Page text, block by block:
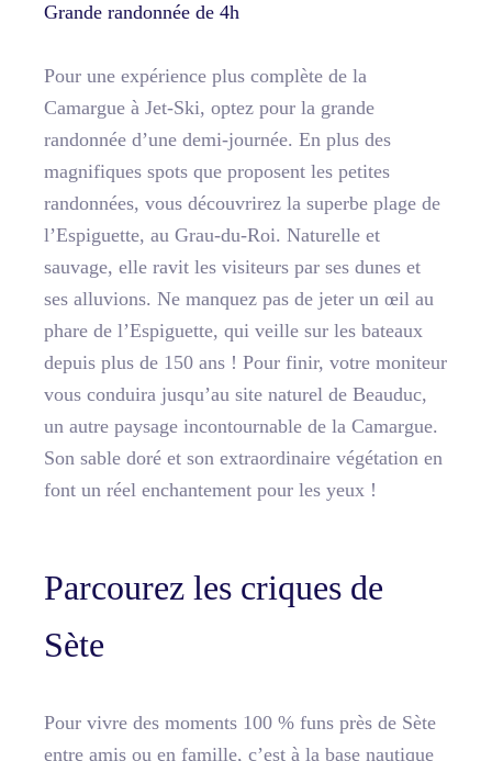
Grande randonnée de 4h
Pour une expérience plus complète de la
Camargue à Jet-Ski, optez pour la grande
randonnée d’une demi-journée. En plus des
magnifiques spots que proposent les petites
randonnées, vous découvrirez la superbe plage de
l’Espiguette, au Grau-du-Roi. Naturelle et
sauvage, elle ravit les visiteurs par ses dunes et
ses alluvions. Ne manquez pas de jeter un œil au
phare de l’Espiguette, qui veille sur les bateaux
depuis plus de 150 ans ! Pour finir, votre moniteur
vous conduira jusqu’au site naturel de Beauduc,
un autre paysage incontournable de la Camargue.
Son sable doré et son extraordinaire végétation en
font un réel enchantement pour les yeux !
Parcourez les criques de
Sète
Pour vivre des moments 100 % funs près de Sète
entre amis ou en famille, c’est à la base nautique